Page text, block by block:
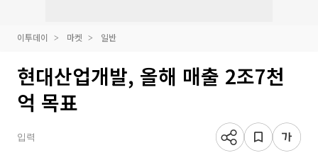
이투데이 마켓 일반
현대산업개발, 올해 매출 2조7천
억 목표
입력